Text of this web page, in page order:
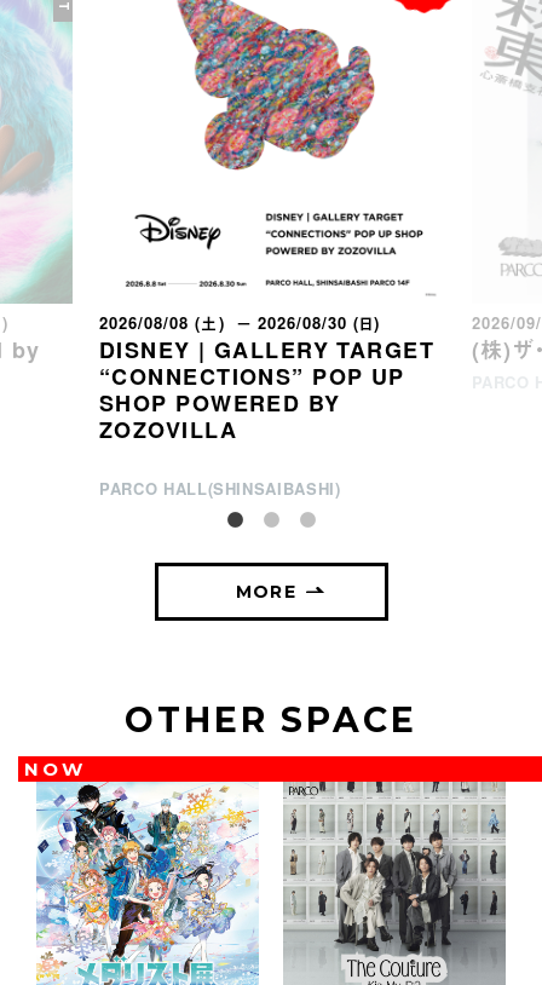
by
2026/08/08 (土) － 2026/08/30 (日)
DISNEY | GALLERY TARGET
“CONNECTIONS” POP UP
SHOP POWERED BY
ZOZOVILLA
PARCO HALL(SHINSAIBASHI)
2026/
(株)
MORE
OTHER SPACE
NOW